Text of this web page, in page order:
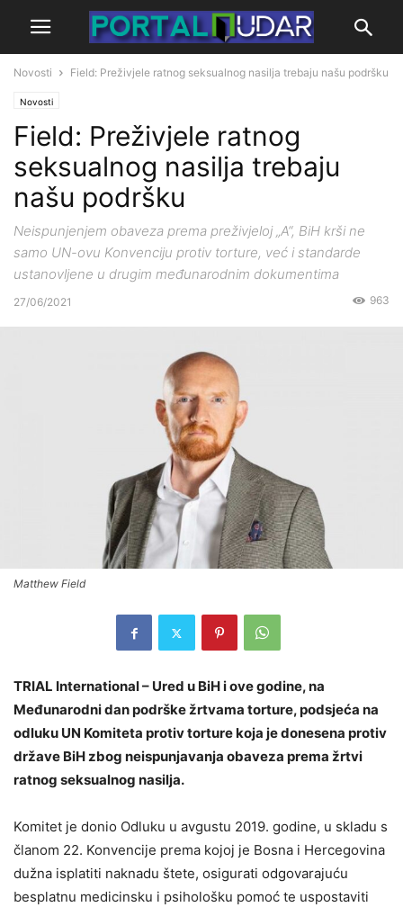
Novosti Field: Preživjele ratnog seksualnog nasilja trebaju našu podršku
Novosti
Field: Preživjele ratnog
seksualnog nasilja trebaju
našu podršku
Neispunjenjem obaveza prema preživjeloj „A“, BiH krši ne
samo UN-ovu Konvenciju protiv torture, već i standarde
ustanovljene u drugim međunarodnim dokumentima
27/06/2021 963
Matthew Field
TRIAL International – Ured u BiH i ove godine, na
Međunarodni dan podrške žrtvama torture, podsjeća na
odluku UN Komiteta protiv torture koja je donesena protiv
države BiH zbog neispunjavanja obaveza prema žrtvi
ratnog seksualnog nasilja.
Komitet je donio Odluku u avgustu 2019. godine, u skladu s
članom 22. Konvencije prema kojoj je Bosna i Hercegovina
dužna isplatiti naknadu štete, osigurati odgovarajuću
besplatnu medicinsku i psihološku pomoć te uspostaviti